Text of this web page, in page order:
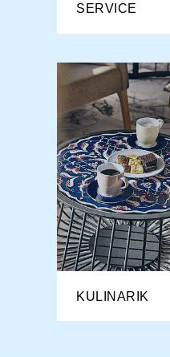
SERVICE
KULINARIK